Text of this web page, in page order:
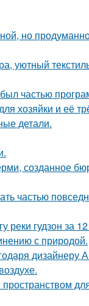
но
уютный
частью
хозяйки и её
детали.
созданное
частью
реки гудзон за
с природой.
дизайнеру